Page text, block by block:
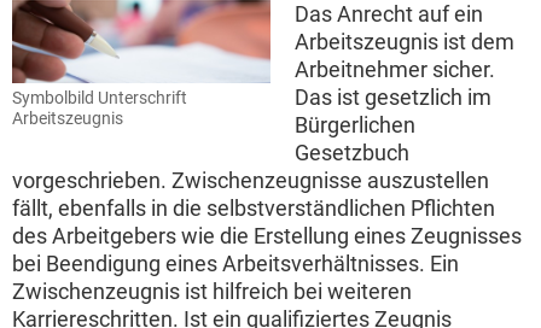
Symbolbild Unterschrift
Arbeitszeugnis
Das Anrecht auf ein
Arbeitszeugnis ist dem
Arbeitnehmer sicher.
Das ist gesetzlich im
Bürgerlichen
Gesetzbuch
vorgeschrieben. Zwischenzeugnisse auszustellen
fällt, ebenfalls in die selbstverständlichen Pflichten
des Arbeitgebers wie die Erstellung eines Zeugnisses
bei Beendigung eines Arbeitsverhältnisses. Ein
Zwischenzeugnis ist hilfreich bei weiteren
Karriereschritten. Ist ein qualifiziertes Zeugnis